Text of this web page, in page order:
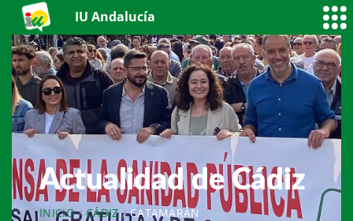
IU Andalucía
Actualidad de Cádiz
INICIO CÁDIZ CATAMARÁN